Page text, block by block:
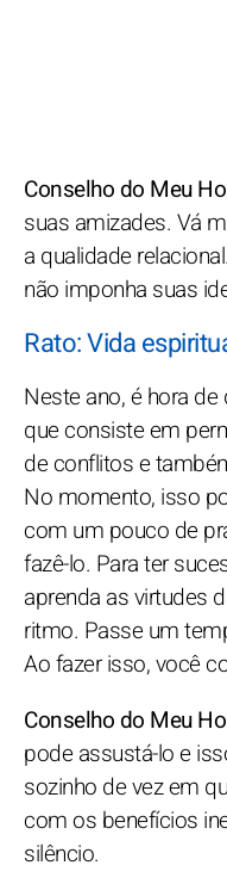
Conselho do Meu
suas amizades. Vá
a qualidade
não imponha suas
Rato: Vida
Neste ano, é hora
que consiste em
de conflitos e
No momento, isso
com um pouco de
fazê-lo. Para ter
aprenda as virtudes
ritmo. Passe um
Ao fazer isso, você
Conselho do Meu
pode assustá-lo e
sozinho de vez em
com os benefícios
silêncio.